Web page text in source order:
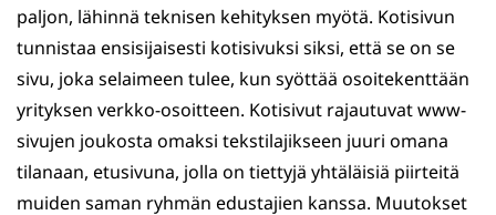
paljon, lähinnä teknisen kehityksen myötä. Kotisivun
tunnistaa ensisijaisesti kotisivuksi siksi, että se on se
sivu, joka selaimeen tulee, kun syöttää osoitekenttään
yrityksen verkko-osoitteen. Kotisivut rajautuvat www-
sivujen joukosta omaksi tekstilajikseen juuri omana
tilanaan, etusivuna, jolla on tiettyjä yhtäläisiä piirteitä
muiden saman ryhmän edustajien kanssa. Muutokset